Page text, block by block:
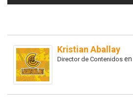
Kristian Aballay
Director de Contenidos en